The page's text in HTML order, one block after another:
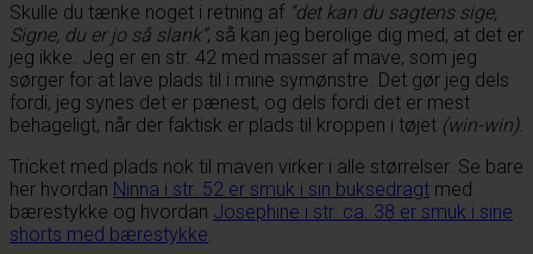
Skulle du tænke noget i retning af “det kan du sagtens sige,
Signe, du er jo så slank”, så kan jeg berolige dig med, at det er
jeg ikke. Jeg er en str. 42 med masser af mave, som jeg
sørger for at lave plads til i mine symønstre. Det gør jeg dels
fordi, jeg synes det er pænest, og dels fordi det er mest
behageligt, når der faktisk er plads til kroppen i tøjet (win-win).
Tricket med plads nok til maven virker i alle størrelser. Se bare
her hvordan Ninna i str. 52 er smuk i sin buksedragt med
bærestykke og hvordan Josephine i str. ca. 38 er smuk i sine
shorts med bærestykke.